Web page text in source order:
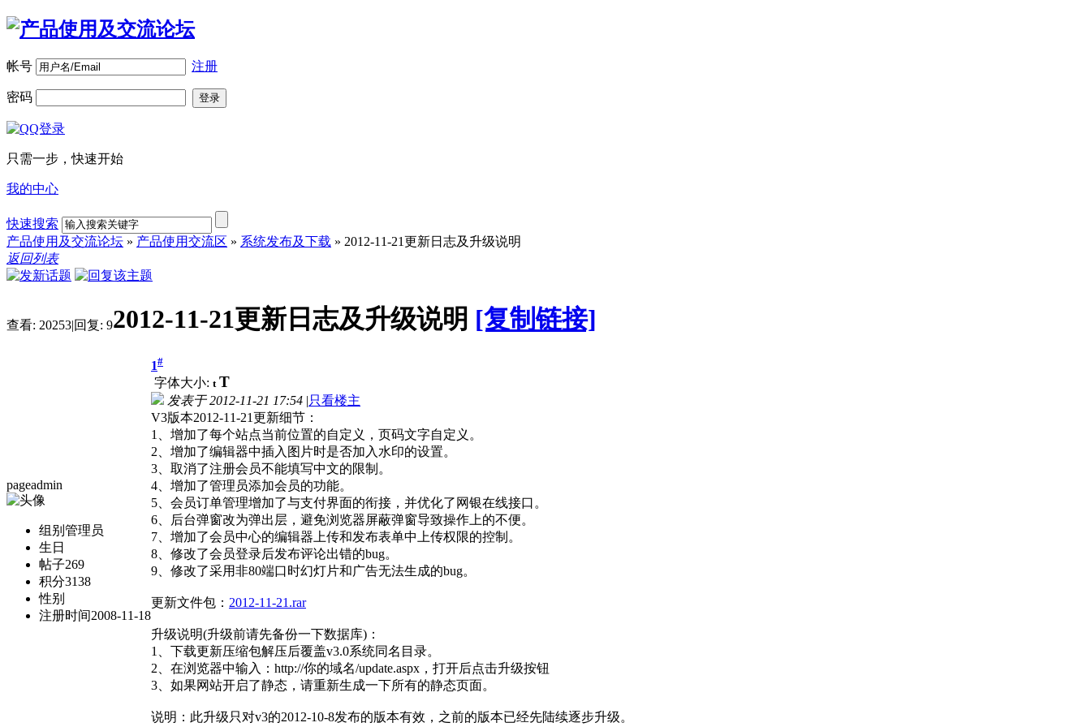
帐号 注册
密码 登录
只需一步，快速开始
我的中心
快速搜索
产品使用及交流论坛 » 产品使用交流区 » 系统发布及下载 » 2012-11-21更新日志及升级说明
返回列表
查看: 20253|回复: 92012-11-21更新日志及升级说明 [复制链接]
pageadmin
组别 管理员
生日
帖子269
积分3138
性别
注册时间2008-11-18
1#
字体大小: t T
发表于2012-11-21 17:54 |只看楼主
V3版本2012-11-21更新细节：
1、增加了每个站点当前位置的自定义，页码文字自定义。
2、增加了编辑器中插入图片时是否加入水印的设置。
3、取消了注册会员不能填写中文的限制。
4、增加了管理员添加会员的功能。
5、会员订单管理增加了与支付界面的衔接，并优化了网银在线接口。
6、后台弹窗改为弹出层，避免浏览器屏蔽弹窗导致操作上的不便。
7、增加了会员中心的编辑器上传和发布表单中上传权限的控制。
8、修改了会员登录后发布评论出错的bug。
9、修改了采用非80端口时幻灯片和广告无法生成的bug。
更新文件包： 2012-11-21.rar
升级说明(升级前请先备份一下数据库)：
1、下载更新压缩包解压后覆盖v3.0系统同名目录。
2、在浏览器中输入：http://你的域名/update.aspx，打开后点击升级按钮
3、如果网站开启了静态，请重新生成一下所有的静态页面。
说明：此升级只对v3的2012-10-8发布的版本有效，之前的版本已经先陆续逐步升级。